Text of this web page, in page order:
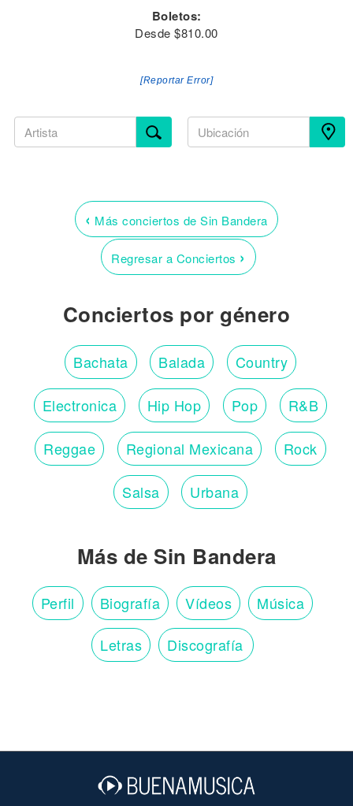
Boletos:
Desde $810.00
[Reportar Error]
‹ Más conciertos de Sin Bandera
Regresar a Conciertos ›
Conciertos por género
Bachata Balada Country
Electronica Hip Hop Pop R&B
Reggae Regional Mexicana Rock
Salsa Urbana
Más de Sin Bandera
Perfil Biografía Vídeos Música
Letras Discografía